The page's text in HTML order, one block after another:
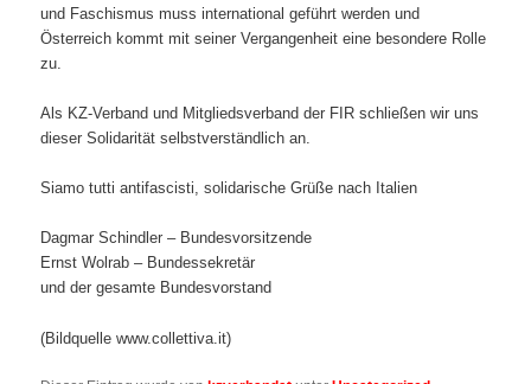
und Faschismus muss international geführt werden und
Österreich kommt mit seiner Vergangenheit eine besondere Rolle
zu.
Als KZ-Verband und Mitgliedsverband der FIR schließen wir uns
dieser Solidarität selbstverständlich an.
Siamo tutti antifascisti, solidarische Grüße nach Italien
Dagmar Schindler – Bundesvorsitzende
Ernst Wolrab – Bundessekretär
und der gesamte Bundesvorstand
(Bildquelle www.collettiva.it)